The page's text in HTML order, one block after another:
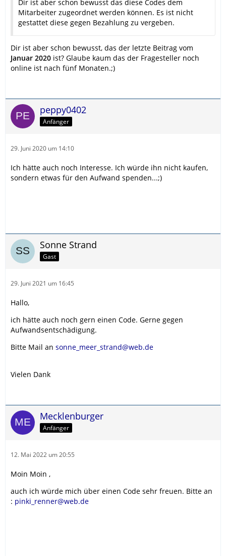
Dir ist aber schon bewusst das diese Codes dem
Mitarbeiter zugeordnet werden können. Es ist nicht
gestattet diese gegen Bezahlung zu vergeben.
Dir ist aber schon bewusst, das der letzte Beitrag vom
Januar 2020 ist? Glaube kaum das der Fragesteller noch
online ist nach fünf Monaten.;)
peppy0402
Anfänger
29. Juni 2020 um 14:10
Ich hätte auch noch Interesse. Ich würde ihn nicht kaufen,
sondern etwas für den Aufwand spenden...;)
Sonne Strand
Gast
29. Juni 2021 um 16:45
Hallo,
ich hätte auch noch gern einen Code. Gerne gegen
Aufwandsentschädigung.
Bitte Mail an sonne_meer_strand@web.de
Vielen Dank
Mecklenburger
Anfänger
12. Mai 2022 um 20:55
Moin Moin ,
auch ich würde mich über einen Code sehr freuen. Bitte an
: pinki_renner@web.de